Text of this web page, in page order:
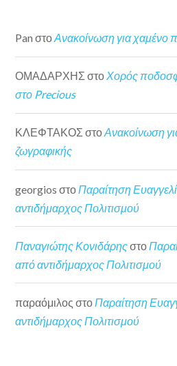
Pan στοΑνακοίνωση για χαμένο
ΟΜΑΔΑΡΧΗΣ στοΧορός
στο Precious
ΚΛΕΦΤΑΚΟΣ στοΑνακοίνωση
ζωγραφικής
georgios στο Παραίτηση
αντιδήμαρχος Πολιτισμού
Παναγιώτης Κονιδάρηςστο
από αντιδήμαρχος Πολιτισμού
παραόμιλος στοΠαραίτηση
αντιδήμαρχος Πολιτισμού